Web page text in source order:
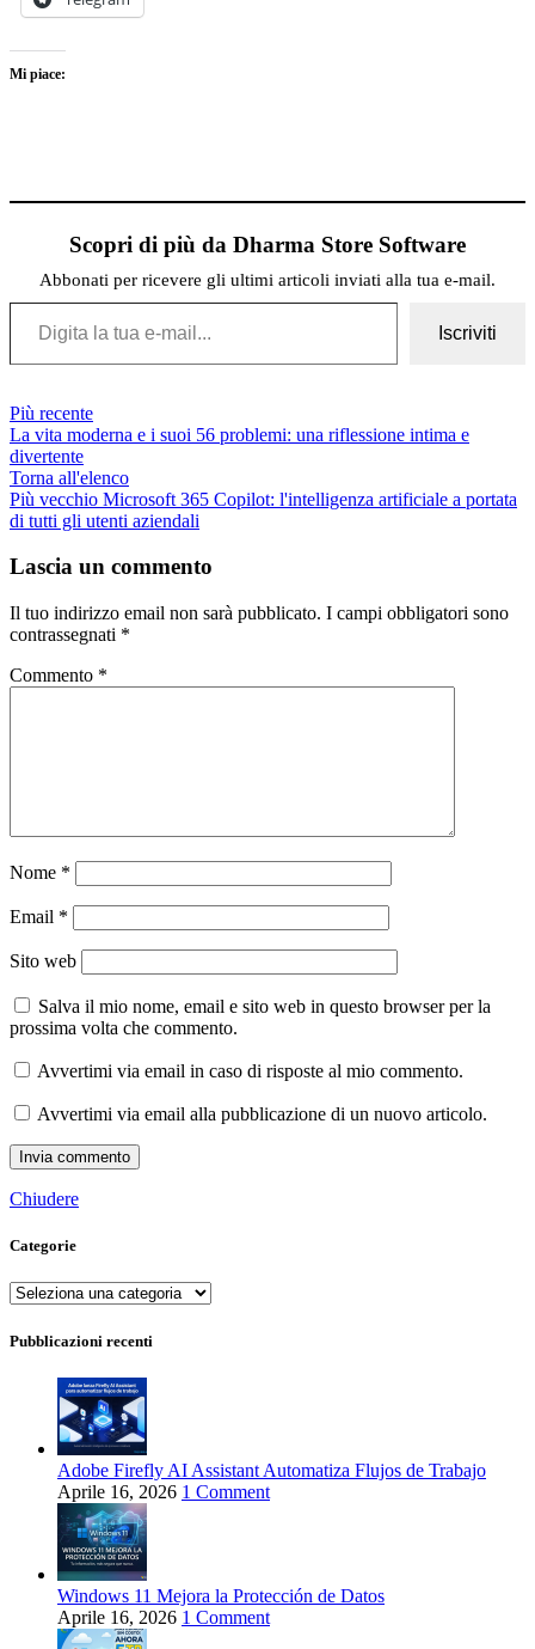
Mi piace:
Scopri di più da Dharma Store Software
Abbonati per ricevere gli ultimi articoli inviati alla tua e-mail.
Digita la tua e-mail...
Iscriviti
Più recente
La vita moderna e i suoi 56 problemi: una riflessione intima e
divertente
Torna all'elenco
Più vecchio Microsoft 365 Copilot: l'intelligenza artificiale a portata
di tutti gli utenti aziendali
Lascia un commento
Il tuo indirizzo email non sarà pubblicato. I campi obbligatori sono
contrassegnati *
Commento *
Nome *
Email *
Sito web
Salva il mio nome, email e sito web in questo browser per la
prossima volta che commento.
Avvertimi via email in caso di risposte al mio commento.
Avvertimi via email alla pubblicazione di un nuovo articolo.
Chiudere
Categorie
Categorie
Pubblicazioni recenti
Adobe Firefly AI Assistant Automatiza Flujos de Trabajo
Aprile 16, 2026 1 Comment
Windows 11 Mejora la Protección de Datos
Aprile 16, 2026 1 Comment